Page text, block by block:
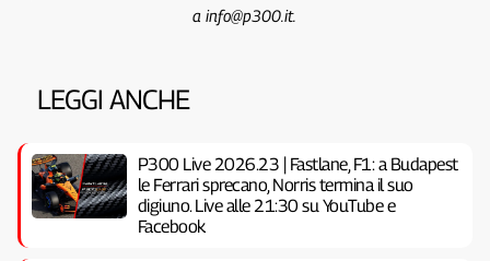
a info@p300.it.
LEGGI ANCHE
P300 Live 2026.23 | Fastlane, F1: a Budapest
le Ferrari sprecano, Norris termina il suo
digiuno. Live alle 21:30 su YouTube e
Facebook